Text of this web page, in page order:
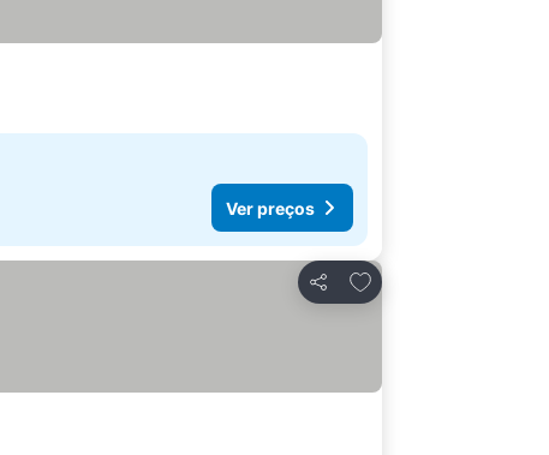
Ver preços
Partilhar
Adicionar aos favoritos